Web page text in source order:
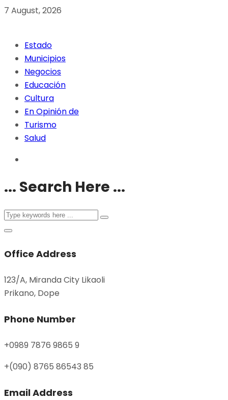
7 August, 2026
Estado
Municipios
Negocios
Educación
Cultura
En Opinión de
Turismo
Salud
... Search Here ...
Office Address
123/A, Miranda City Likaoli
Prikano, Dope
Phone Number
+0989 7876 9865 9
+(090) 8765 86543 85
Email Address